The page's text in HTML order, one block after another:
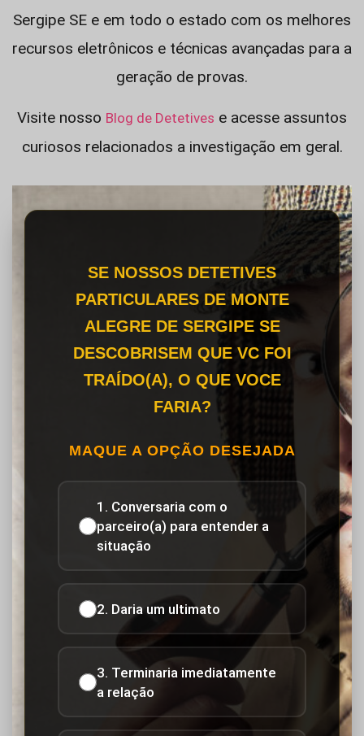
Sergipe SE e em todo o estado com os melhores
recursos eletrônicos e técnicas avançadas para a
geração de provas.
Visite nosso Blog de Detetives e acesse assuntos
curiosos relacionados a investigação em geral.
SE NOSSOS DETETIVES
PARTICULARES DE MONTE
ALEGRE DE SERGIPE SE
DESCOBRISEM QUE VC FOI
TRAÍDO(A), O QUE VOCE
FARIA?
MAQUE A OPÇÃO DESEJADA
1. Conversaria com o
parceiro(a) para entender a
situação
2. Daria um ultimato
3. Terminaria imediatamente
a relação